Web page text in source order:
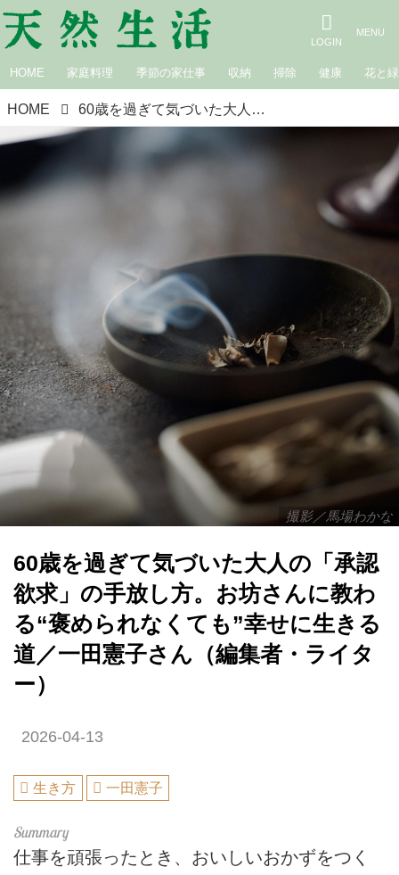
HOME 家庭料理 季節の家仕事 収納 掃除 健康 花と緑
HOME 60歳を過ぎて気づいた大人の「承認欲求」の手放し方。お坊さんに教わる“褒められなくても”幸せに生きる道／一田憲子さん（編集者・ライター）
撮影／馬場わかな
60歳を過ぎて気づいた大人の「承認
欲求」の手放し方。お坊さんに教わ
る“褒められなくても”幸せに生きる
道／一田憲子さん（編集者・ライタ
ー）
2026-04-13
生き方 一田憲子
仕事を頑張ったとき、おいしいおかずをつく